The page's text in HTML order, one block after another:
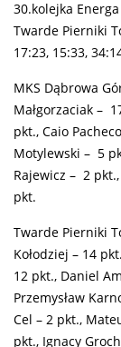
30.kolejka
Twarde Pierniki
17:23, 15:33,
MKS Dąbrowa
Małgorzaciak –
pkt., Caio
Motylewski – 5
Rajewicz – 2
pkt.
Twarde Pierniki
Kołodziej – 14
12 pkt., Daniel
Przemysław
Cel – 2 pkt.,
pkt., Ignacy